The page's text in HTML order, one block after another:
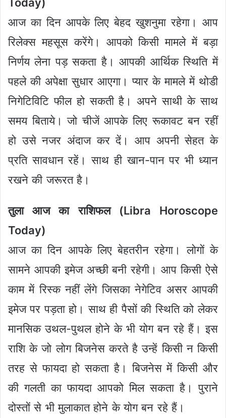
Today)
आज का दिन आपके लिए बेहद खुशनुमा रहेगा। आप
रिलेक्स महसूस करेंगे। आपको किसी मामले में बड़ा
निर्णय लेना पड़ सकता है। आपकी आर्थिक स्थिति में
पहले की अपेक्षा सुधार आएगा। प्यार के मामले में थोडी
निगेटिविटि फील हो सकती है। अपने साथी के साथ
समय बिताये। जो चीजें आपके लिए रूकावट बन रहीं
हो उसे नजर अंदाज कर दें। आप अपनी सेहत के
प्रति सावधान रहें। साथ ही खान-पान पर भी ध्यान
रखने की जरूरत है।
तुला आज का राशिफल (Libra Horoscope
Today)
आज का दिन आपके लिए बेहतरीन रहेगा। लोगों के
सामने आपकी इमेज अच्छी बनी रहेगी। आप किसी ऐसे
काम में रिस्क नहीं लेंगे जिसका नेगेटिव असर आपकी
इमेज पर पड़ता हो। साथ ही पैसों की स्थिति को लेकर
मानसिक उथल-पुथल होने के भी योग बन रहे हैं। इस
राशि के जो लोग बिजनेस करते है उन्हें किसी न किसी
तरह से फायदा हो सकता है। बिजनेस में किसी और
की गलती का फायदा आपको मिल सकता है। पुराने
दोस्तों से भी मुलाकात होने के योग बन रहे हैं।